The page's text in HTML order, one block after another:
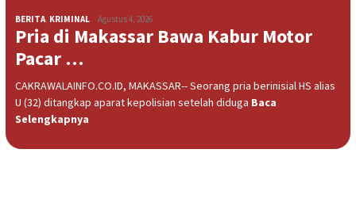
BERITA, KRIMINAL Agustus 4, 2026
Pria di Makassar Bawa Kabur Motor
Pacar …
CAKRAWALAINFO.CO.ID, MAKASSAR-- Seorang pria berinisial HS alias
U (32) ditangkap aparat kepolisian setelah diduga Baca
Selengkapnya